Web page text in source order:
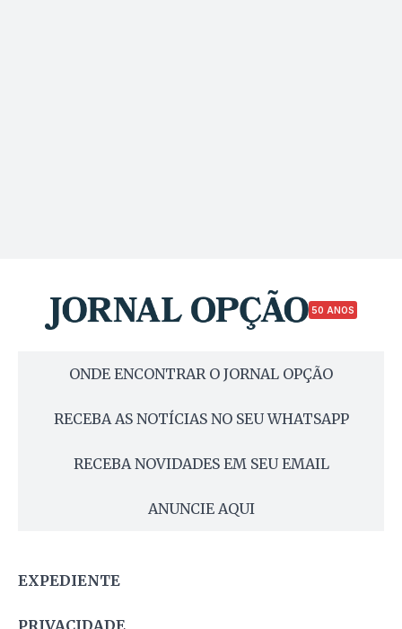
50 ANOS
ONDE ENCONTRAR O JORNAL OPÇÃO
RECEBA AS NOTÍCIAS NO SEU WHATSAPP
RECEBA NOVIDADES EM SEU EMAIL
ANUNCIE AQUI
EXPEDIENTE